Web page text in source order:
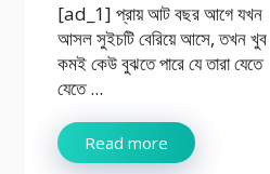
[ad_1] প্রায় আট বছর আগে যখন
আসল সুইচটি বেরিয়ে আসে, তখন খুব
কমই কেউ বুঝতে পারে যে তারা যেতে
যেতে ...
Read more